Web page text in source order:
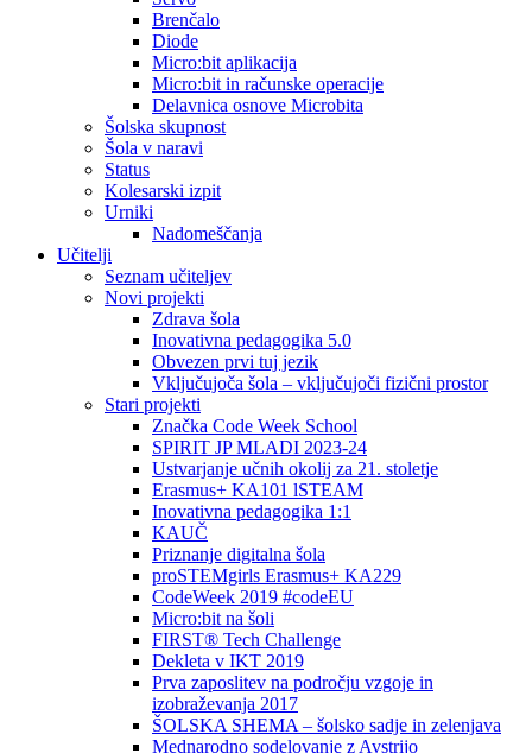
Brenčalo
Diode
Micro:bit aplikacija
Micro:bit in računske operacije
Delavnica osnove Microbita
Šolska skupnost
Šola v naravi
Status
Kolesarski izpit
Urniki
Nadomeščanja
Učitelji
Seznam učiteljev
Novi projekti
Zdrava šola
Inovativna pedagogika 5.0
Obvezen prvi tuj jezik
Vključujoča šola – vključujoči fizični prostor
Stari projekti
Značka Code Week School
SPIRIT JP MLADI 2023-24
Ustvarjanje učnih okolij za 21. stoletje
Erasmus+ KA101 lSTEAM
Inovativna pedagogika 1:1
KAUČ
Priznanje digitalna šola
proSTEMgirls Erasmus+ KA229
CodeWeek 2019 #codeEU
Micro:bit na šoli
FIRST® Tech Challenge
Dekleta v IKT 2019
Prva zaposlitev na področju vzgoje in
izobraževanja 2017
ŠOLSKA SHEMA – šolsko sadje in zelenjava
Mednarodno sodelovanje z Avstrijo